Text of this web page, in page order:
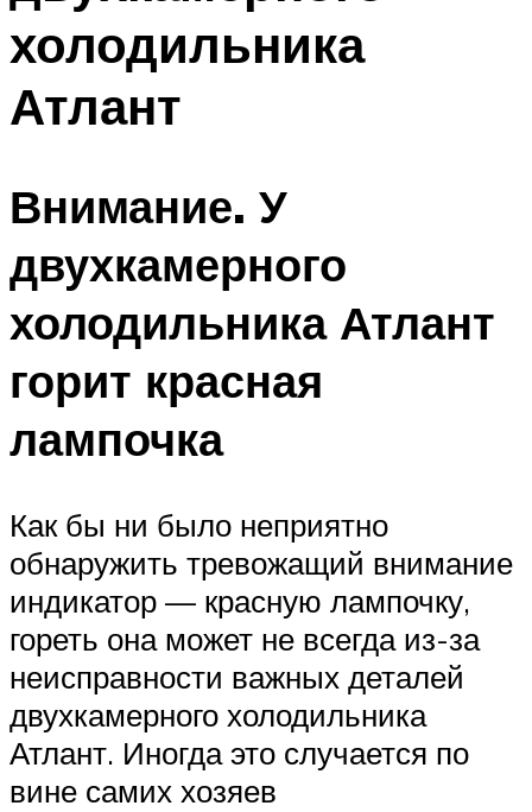
холодильника
Атлант
Внимание. У
двухкамерного
холодильника Атлант
горит красная
лампочка
Как бы ни было неприятно
обнаружить тревожащий внимание
индикатор — красную лампочку,
гореть она может не всегда из-за
неисправности важных деталей
двухкамерного холодильника
Атлант. Иногда это случается по
вине самих хозяев